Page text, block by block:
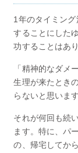
1年のタイミン
することにした
功することはあ
「精神的なダメ
生理が来たとき
らないと思います
それが何回も続
ます。特に、パ
の、帰宅してか